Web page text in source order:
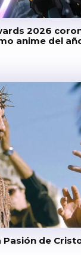
2026
anime del
Pasión de